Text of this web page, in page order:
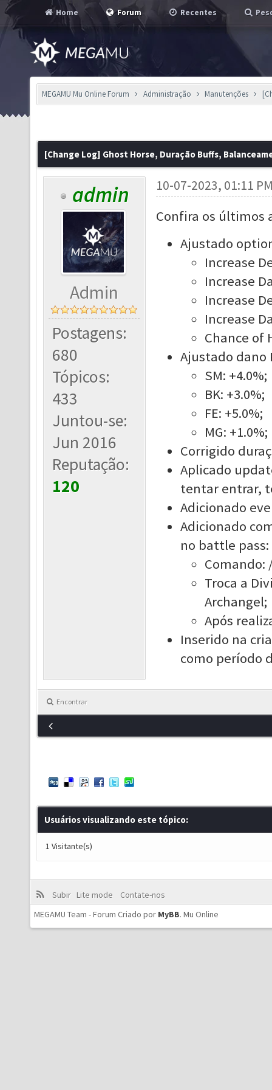
Home Forum Recentes
MEGAMU Mu Online Forum Administração Manutenções
[Change Log] Ghost Horse, Duração Buffs,
admin
Admin
Postagens:
680
Tópicos:
433
Juntou-se:
Jun 2016
Reputação:
120
10-07-2023, 01:11
Confira os últimos
Ajustado
Increase
Increase
Increase
Increase
Chance of
Ajustado dano
SM: +4.0%;
BK: +3.0%;
FE: +5.0%;
MG: +1.0%;
Corrigido
Aplicado
tentar entrar,
Adicionado
Adicionado
no battle pass:
Troca a
Archangel;
Após
Inserido na
como período
Encontrar
Usuários visualizando este tópico:
1 Visitante(s)
Subir Lite mode
Contate-nos
MEGAMU Team - Forum Criado por MyBB. Mu Online